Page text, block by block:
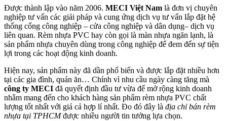
Được thành lập vào năm 2006. MECI Việt Nam là đơn vị chuyên
nghiệp tư vấn các giải pháp và cung ứng dịch vụ tư vấn lắp đặt hệ
thống cổng công nghiệp – cửa công nghiệp và dân dụng– dịch vụ
liên quan. Rèm nhựa PVC hay còn gọi là màn nhựa ngăn lạnh, là
sản phẩm nhựa chuyên dùng trong công nghiệp để đem đến sự tiện
lợi trong các hoạt động kinh doanh.
Hiện nay, sản phẩm này đã dần phổ biến và được lắp đặt nhiều hơn
tại các gia đình, quán ăn… Chính vì nhu cầu ngày càng tăng mà
công ty MECI đã quyết định đầu tư vừa để mở rộng kinh doanh
nhằm mang đến cho khách hàng sản phẩm rèm nhựa PVC chất
lượng tốt nhất với giá cả hợp lí nhất. Đo đó đây là địa chỉ bán rèm
nhựa tại TPHCMđược nhiều người tin tưởng lựa chọn.